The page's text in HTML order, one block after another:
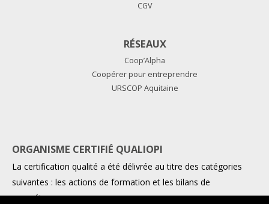
CGV
RÉSEAUX
Coop’Alpha
Coopérer pour entreprendre
URSCOP Aquitaine
ORGANISME CERTIFIÉ QUALIOPI
La certification qualité a été délivrée au titre des catégories
suivantes : les actions de formation et les bilans de
compétences